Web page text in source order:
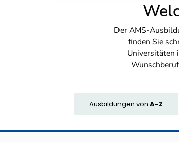
Der AMS-
finden Sie
Universitäten
Ausbildungen von A-Z